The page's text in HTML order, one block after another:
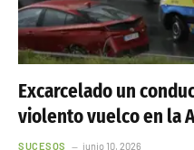
Excarcelado un
violento vuelco en la
SUCESOS junio 10, 2026